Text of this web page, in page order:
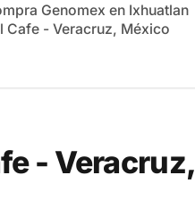
Genomex en Ixhuatlan
Cafe - Veracruz, México
- Veracruz,